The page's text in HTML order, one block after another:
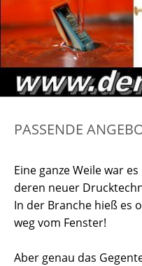
PASSENDE
Eine ganze Weile war
deren neuer
In der Branche hieß es
weg vom Fenster!
Aber genau das